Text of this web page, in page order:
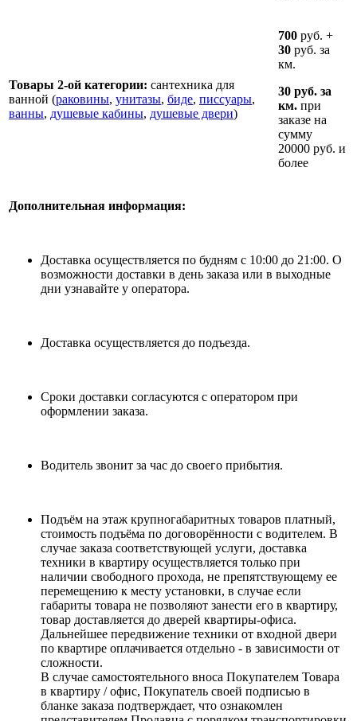
Товары 2-ой категории: сантехника для
ванной (раковины, унитазы, биде, писсуары,
ванны, душевые кабины, душевые двери)
700 руб. +
30 руб. за
км.
30 руб. за
км. при
заказе на
сумму
20000 руб. и
более
Дополнительная информация:
Доставка осуществляется по будням с 10:00 до 21:00. О
возможности доставки в день заказа или в выходные
дни узнавайте у оператора.
Доставка осуществляется до подъезда.
Сроки доставки согласуются с оператором при
оформлении заказа.
Водитель звонит за час до своего прибытия.
Подъём на этаж крупногабаритных товаров платный,
стоимость подъёма по договорённости с водителем. В
случае заказа соответствующей услуги, доставка
техники в квартиру осуществляется только при
наличии свободного прохода, не препятствующему ее
перемещению к месту установки, в случае если
габариты товара не позволяют занести его в квартиру,
товар доставляется до дверей квартиры-офиса.
Дальнейшее передвижение техники от входной двери
по квартире оплачивается отдельно - в зависимости от
сложности.
В случае самостоятельного вноса Покупателем Товара
в квартиру / офис, Покупатель своей подписью в
бланке заказа подтверждает, что ознакомлен